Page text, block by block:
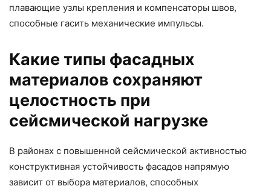
плавающие узлы крепления и компенсаторы швов,
способные гасить механические импульсы.
Какие типы фасадных
материалов сохраняют
целостность при
сейсмической нагрузке
В районах с повышенной сейсмической активностью
конструктивная устойчивость фасадов напрямую
зависит от выбора материалов, способных